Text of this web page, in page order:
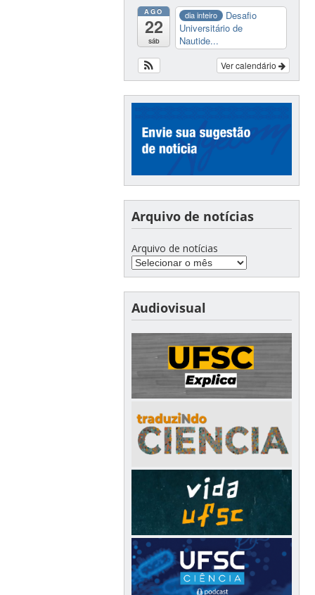
AGO
22
sáb
dia inteiro
Desafio
Universitário de
Nautide...
Ver calendário
Arquivo de notícias
Arquivo de notícias
Audiovisual